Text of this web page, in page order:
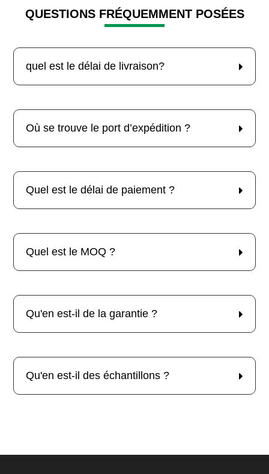
QUESTIONS FRÉQUEMMENT POSÉES
quel est le délai de livraison?
Où se trouve le port d’expédition ?
Quel est le délai de paiement ?
Quel est le MOQ ?
Qu'en est-il de la garantie ?
Qu'en est-il des échantillons ?